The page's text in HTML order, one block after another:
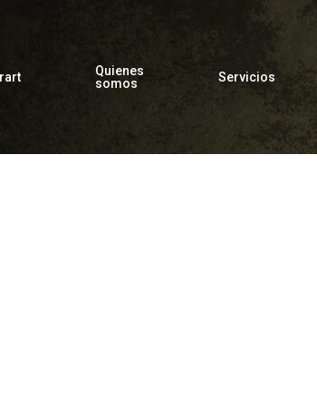
Quienes
somos
Servicios